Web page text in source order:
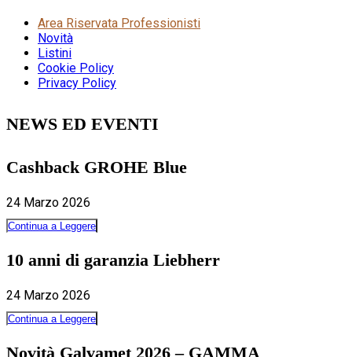
Area Riservata Professionisti
Novità
Listini
Cookie Policy
Privacy Policy
NEWS ED EVENTI
Cashback GROHE Blue
24 Marzo 2026
Continua a Leggere
10 anni di garanzia Liebherr
24 Marzo 2026
Continua a Leggere
Novità Galvamet 2026 – GAMMA